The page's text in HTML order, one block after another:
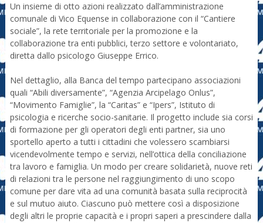
Un insieme di otto azioni realizzato dall’amministrazione
comunale di Vico Equense in collaborazione con il “Cantiere
sociale”, la rete territoriale per la promozione e la
collaborazione tra enti pubblici, terzo settore e volontariato,
diretta dallo psicologo Giuseppe Errico.
Nel dettaglio, alla Banca del tempo partecipano associazioni
quali “Abili diversamente”, “Agenzia Arcipelago Onlus”,
“Movimento Famiglie”, la “Caritas” e “Ipers”, Istituto di
psicologia e ricerche socio-sanitarie. Il progetto include sia corsi
di formazione per gli operatori degli enti partner, sia uno
sportello aperto a tutti i cittadini che volessero scambiarsi
vicendevolmente tempo e servizi, nell’ottica della conciliazione
tra lavoro e famiglia. Un modo per creare solidarietà, nuove reti
di relazioni tra le persone nel raggiungimento di uno scopo
comune per dare vita ad una comunità basata sulla reciprocità
e sul mutuo aiuto. Ciascuno può mettere così a disposizione
degli altri le proprie capacità e i propri saperi a prescindere dalla